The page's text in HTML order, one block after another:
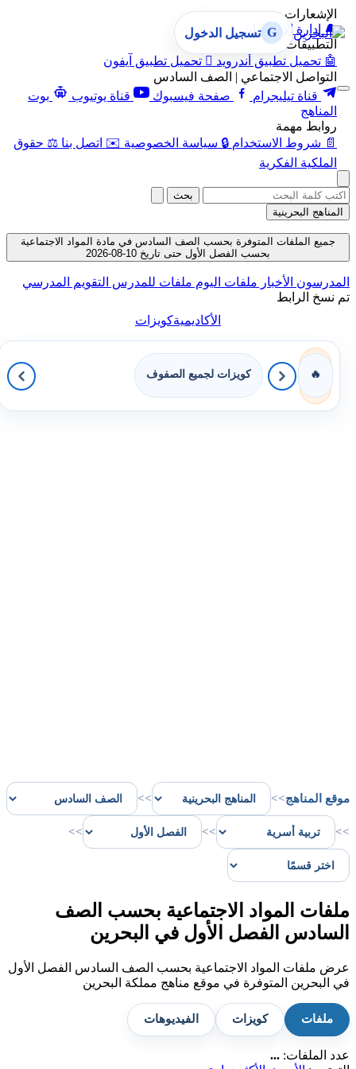
الإشعارات
🔔 إدارة الإشعارات
التطبيقات
🤖 تحميل تطبيق أندرويد  تحميل تطبيق آيفون
التواصل الاجتماعي | الصف السادس
قناة تيليجرام
صفحة فيسبوك قناة يوتيوب
بوت
المناهج
روابط مهمة
📄 شروط الاستخدام 🔒 سياسة الخصوصية ✉️ اتصل بنا ⚖️ حقوق
الملكية الفكرية
G تسجيل الدخول
بحث
المناهج البحرينية
جميع الملفات المتوفرة بحسب الصف السادس في مادة المواد الاجتماعية
بحسب الفصل الأول حتى تاريخ 10-08-2026
المدرسون الأخبار ملفات اليوم ملفات للمدرس التقويم المدرسي
تم نسخ الرابط
الأكاديميةكويزات
🔥 كويزات لجميع الصفوف
موقع المناهج>>
>>
>>
>>
>>
ملفات المواد الاجتماعية بحسب الصف
السادس الفصل الأول في البحرين
عرض ملفات المواد الاجتماعية بحسب الصف السادس الفصل الأول
في البحرين المتوفرة في موقع مناهج مملكة البحرين
ملفات كويزات الفيديوهات
عدد الملفات: ...